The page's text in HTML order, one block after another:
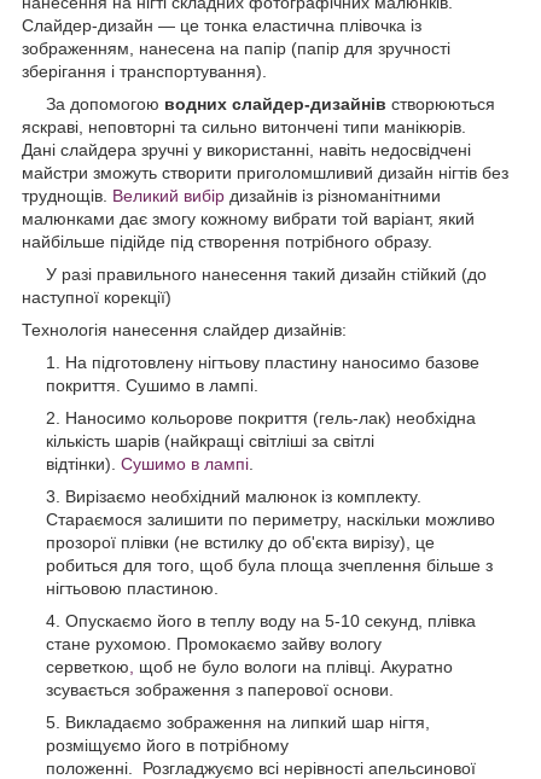
Слайдер-дизайн — це тонка еластична плівочка із
зображенням, нанесена на папір (папір для зручності
зберігання і транспортування).
За допомогою водних слайдер-дизайнів створюються
яскраві, неповторні та сильно витончені типи манікюрів.
Дані слайдера зручні у використанні, навіть недосвідчені
майстри зможуть створити приголомшливий дизайн нігтів без
труднощів. Великий вибір дизайнів із різноманітними
малюнками дає змогу кожному вибрати той варіант, який
найбільше підійде під створення потрібного образу.
У разі правильного нанесення такий дизайн стійкий (до
наступної корекції)
Технологія нанесення слайдер дизайнів:
На підготовлену нігтьову пластину наносимо базове
покриття. Сушимо в лампі.
Наносимо кольорове покриття (гель-лак) необхідна
кількість шарів (найкращі світліші за світлі
відтінки). Сушимо в лампі
Вирізаємо необхідний малюнок із комплекту.
Стараємося залишити по периметру, наскільки можливо
прозорої плівки (не встилку до об'єкта вирізу), це
робиться для того, щоб була площа зчеплення більше з
нігтьовою пластиною.
Опускаємо його в теплу воду на 5-10 секунд, плівка
стане рухомою. Промокаємо зайву вологу
серветкою
щоб не було вологи на плівці. Акуратно
зсувається зображення з паперової основи.
Викладаємо зображення на липкий шар нігтя,
розміщуємо його в потрібному
положенні. Розгладжуємо всі нерівності апельсинової